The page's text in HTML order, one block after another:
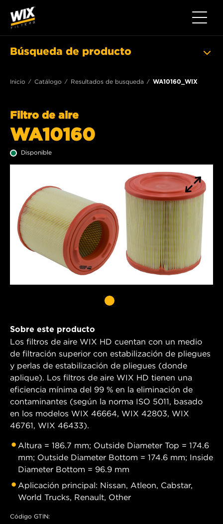
Toggle
Búsqueda de producto
Inicio Catálogo Resultados de busqueda WA10160_WIX
Filtro de aire
WA10160
Disponible
Sobre este producto
Los filtros de aire WIX HD cuentan con un medio
de filtración superior con estabilización de pliegues
y perlas de estabilización de pliegues (donde
aplique). Los filtros de aire WIX HD tienen una
eficiencia mínima del 99 % en la eliminación de
contaminantes (según la norma ISO 5011, basado
en los modelos WIX 46664, WIX 42803, WIX
46761, WIX 46433).
Altura = 186.7 mm; Outside Diameter Top = 174.6
mm; Outside Diameter Bottom = 174.6 mm; Inside
Diameter Bottom = 96.9 mm
Aplicación principal: Nissan, Atleon, Cabstar,
World Trucks, Renault, Other
Código GTIN: